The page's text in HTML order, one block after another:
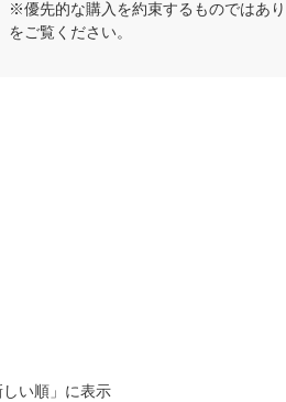
※優先的な購入を約束するものではあ
をご覧ください。
い順」に表示